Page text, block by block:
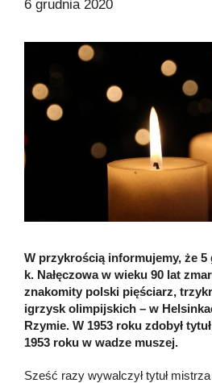
6 grudnia 2020
W przykrością informujemy, że
k. Nałęczowa w wieku 90 lat
znakomity polski pięściarz,
igrzysk olimpijskich – w
Rzymie. W 1953 roku zdobył
1953 roku w wadze muszej.
Sześć razy wywalczył tytuł